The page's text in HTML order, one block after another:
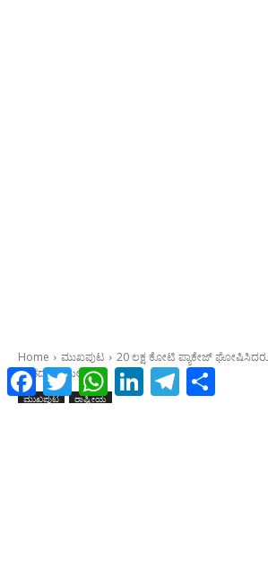
Facebook
Twitter WhatsAppLinkedInTelegram